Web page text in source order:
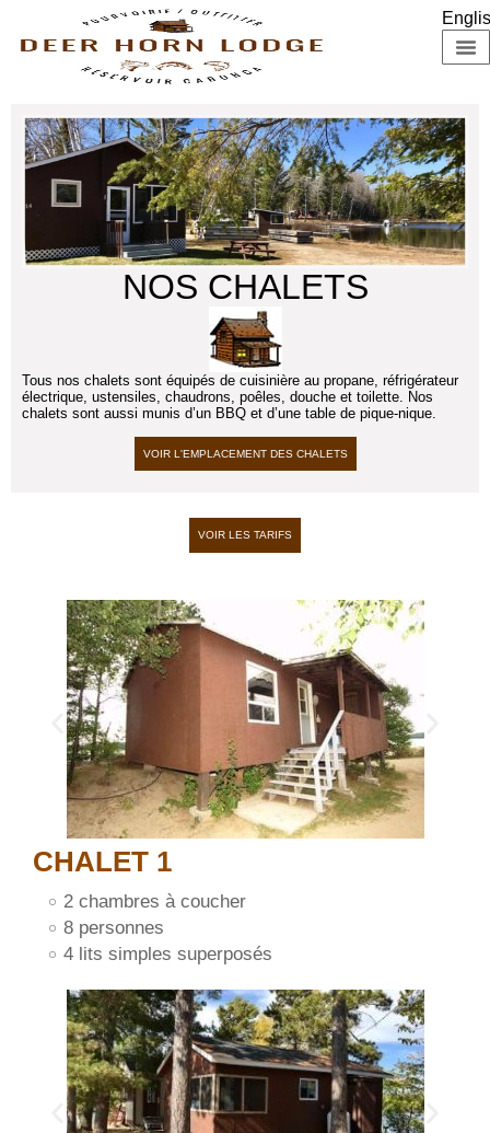
NOS CHALETS
Tous nos chalets sont équipés de cuisinière au propane, réfrigérateur
électrique, ustensiles, chaudrons, poêles, douche et toilette. Nos
chalets sont aussi munis d’un BBQ et d’une table de pique-nique.
VOIR L'EMPLACEMENT DES CHALETS
VOIR LES TARIFS
CHALET 1
2 chambres à coucher
8 personnes
4 lits simples superposés